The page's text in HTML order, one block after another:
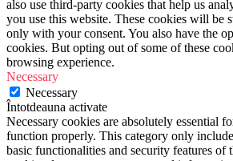
also use third-party cookies that help us
you use this website. These cookies will be
only with your consent. You also have the
cookies. But opting out of some of these
browsing experience.
Necessary
Necessary
Întotdeauna activate
Necessary cookies are absolutely essential
function properly. This category only
basic functionalities and security features of